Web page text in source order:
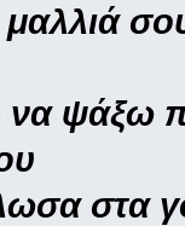
μαλλιά
ψάξω
στα